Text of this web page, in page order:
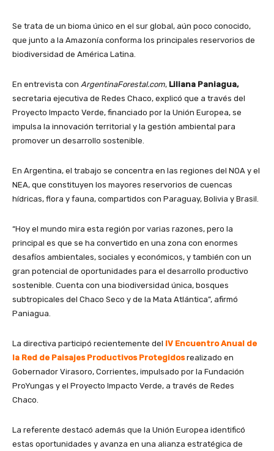
Se trata de un bioma único en el sur global, aún poco conocido,
que junto a la Amazonía conforma los principales reservorios de
biodiversidad de América Latina.
En entrevista con ArgentinaForestal.com, Liliana Paniagua,
secretaria ejecutiva de Redes Chaco, explicó que a través del
Proyecto Impacto Verde, financiado por la Unión Europea, se
impulsa la innovación territorial y la gestión ambiental para
promover un desarrollo sostenible.
En Argentina, el trabajo se concentra en las regiones del NOA y el
NEA, que constituyen los mayores reservorios de cuencas
hídricas, flora y fauna, compartidos con Paraguay, Bolivia y Brasil.
“Hoy el mundo mira esta región por varias razones, pero la
principal es que se ha convertido en una zona con enormes
desafíos ambientales, sociales y económicos, y también con un
gran potencial de oportunidades para el desarrollo productivo
sostenible. Cuenta con una biodiversidad única, bosques
subtropicales del Chaco Seco y de la Mata Atlántica”, afirmó
Paniagua.
La directiva participó recientemente del IV Encuentro Anual de
la Red de Paisajes Productivos Protegidos realizado en
Gobernador Virasoro, Corrientes, impulsado por la Fundación
ProYungas y el Proyecto Impacto Verde, a través de Redes
Chaco.
La referente destacó además que la Unión Europea identificó
estas oportunidades y avanza en una alianza estratégica de